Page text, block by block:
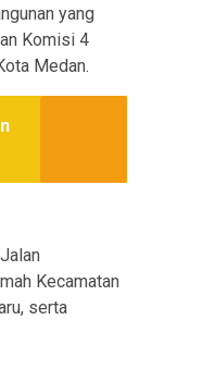
yang
Komisi 4
Medan.
Kecamatan
serta